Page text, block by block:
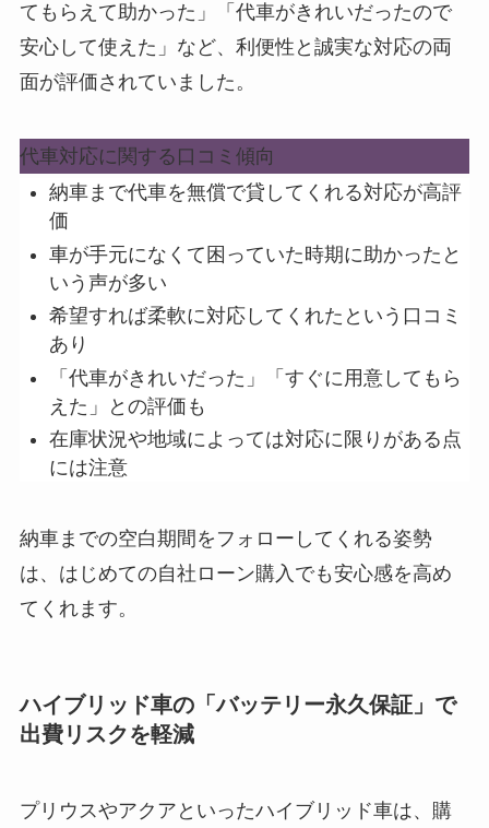
てもらえて助かった」「代車がきれいだったので
安心して使えた」など、利便性と誠実な対応の両
面が評価されていました。
代車対応に関する口コミ傾向
納車まで代車を無償で貸してくれる対応が高評
価
車が手元になくて困っていた時期に助かったと
いう声が多い
希望すれば柔軟に対応してくれたという口コミ
あり
「代車がきれいだった」「すぐに用意してもら
えた」との評価も
在庫状況や地域によっては対応に限りがある点
には注意
納車までの空白期間をフォローしてくれる姿勢
は、はじめての自社ローン購入でも安心感を高め
てくれます。
ハイブリッド車の「バッテリー永久保証」で
出費リスクを軽減
プリウスやアクアといったハイブリッド車は、購